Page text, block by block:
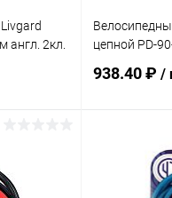
англ. 2кл.
Сравнение
цепной PD-
938.40 ₽/
Купить в 1